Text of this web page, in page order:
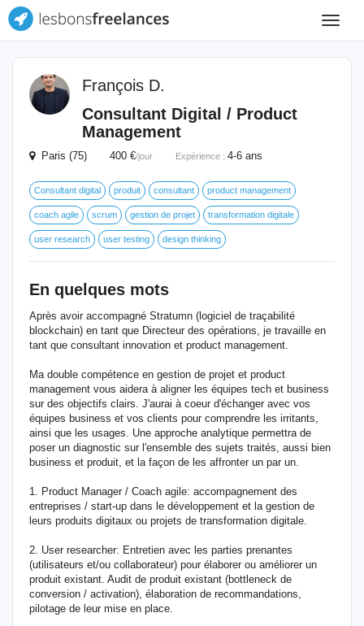
Toggle
François D.
Consultant Digital / Product
Management
Paris (75) 400 €/jour Expérience : 4-6 ans
Consultant digital produit consultant product management
coach agile scrum gestion de projet transformation digitale
user research user testing design thinking
En quelques mots
Après avoir accompagné Stratumn (logiciel de traçabilité
blockchain) en tant que Directeur des opérations, je travaille en
tant que consultant innovation et product management.
Ma double compétence en gestion de projet et product
management vous aidera à aligner les équipes tech et business
sur des objectifs clairs. J'aurai à coeur d'échanger avec vos
équipes business et vos clients pour comprendre les irritants,
ainsi que les usages. Une approche analytique permettra de
poser un diagnostic sur l'ensemble des sujets traités, aussi bien
business et produit, et la façon de les affronter un par un.
1. Product Manager / Coach agile: accompagnement des
entreprises / start-up dans le développement et la gestion de
leurs produits digitaux ou projets de transformation digitale.
2. User researcher: Entretien avec les parties prenantes
(utilisateurs et/ou collaborateur) pour élaborer ou améliorer un
produit existant. Audit de produit existant (bottleneck de
conversion / activation), élaboration de recommandations,
pilotage de leur mise en place.